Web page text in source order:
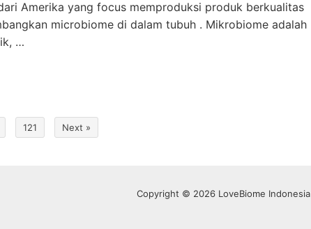
Amerika yang focus memproduksi produk berkualitas
microbiome di dalam tubuh . Mikrobiome adalah
…
121 Next »
Copyright © 2026 LoveBiome Indonesia